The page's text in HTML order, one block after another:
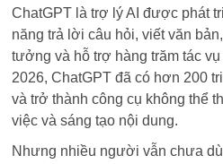
ChatGPT là trợ lý AI được phát
năng trả lời câu hỏi, viết văn
tưởng và hỗ trợ hàng trăm tác
2026, ChatGPT đã có hơn 200
và trở thành công cụ không thể
việc và sáng tạo nội dung.
Nhưng nhiều người vẫn chưa